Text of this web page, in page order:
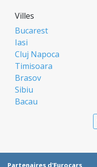
Villes
Bucarest
Iasi
Cluj Napoca
Timisoara
Brasov
Sibiu
Bacau
Galati
Partenaires d'Eurocars